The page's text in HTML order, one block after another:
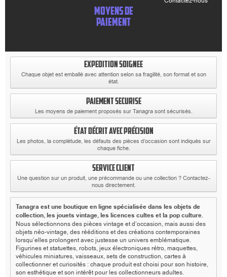
MOYENS DE
PAIEMENT
EXPEDITION SOIGNEE
Chaque objet est emballé avec attention selon sa fragilité, son format et son
état.
PAIEMENT SECURISE
Les moyens de paiement proposés sur Tanagra sont sécurisés.
ÉTAT DÉCRIT AVEC PRÉCISION
Les photos, la complétude, les défauts des pièces d’occasion sont indiqués sur
chaque fiche.
SERVICE CLIENT
Une question sur un produit, une précommande ou une collection ? Contactez-
nous directement.
Tanagra est une boutique en ligne spécialisée dans les objets de
collection, les jouets vintage, les licences cultes et la pop culture.
Nous sélectionnons des pièces vintage et d’occasion, mais aussi des
objets néo-vintage, des rééditions et des créations contemporaines
lorsqu’elles prolongent avec justesse un univers emblématique.
Figurines et statuettes, robots, jeux électroniques rétro, maquettes,
véhicules miniatures, vaisseaux, sets de construction, cartes à
collectionner et curiosités : chaque produit est choisi pour son histoire,
son esthétique et son intérêt pour les collectionneurs adultes.